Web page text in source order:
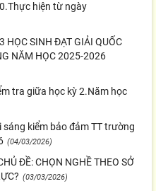
hiện từ ngày
HỌC SINH ĐẠT GIẢI QUỐC
NĂM HỌC 2025-2026
tra giữa học kỳ 2.Năm học
kiểm bảo đảm TT trường
(04/03/2026)
ĐỀ: CHỌN NGHỀ THEO SỞ
(03/03/2026)